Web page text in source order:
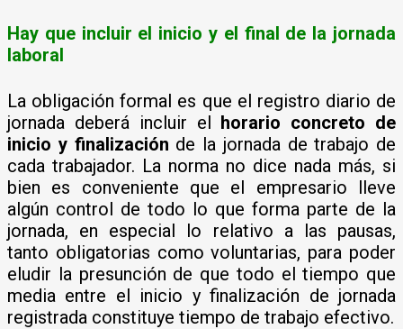
Hay que incluir el inicio y el final de la jornada
laboral
La obligación formal es que el registro diario de
jornada deberá incluir el horario concreto de
inicio y finalización de la jornada de trabajo de
cada trabajador. La norma no dice nada más, si
bien es conveniente que el empresario lleve
algún control de todo lo que forma parte de la
jornada, en especial lo relativo a las pausas,
tanto obligatorias como voluntarias, para poder
eludir la presunción de que todo el tiempo que
media entre el inicio y finalización de jornada
registrada constituye tiempo de trabajo efectivo.